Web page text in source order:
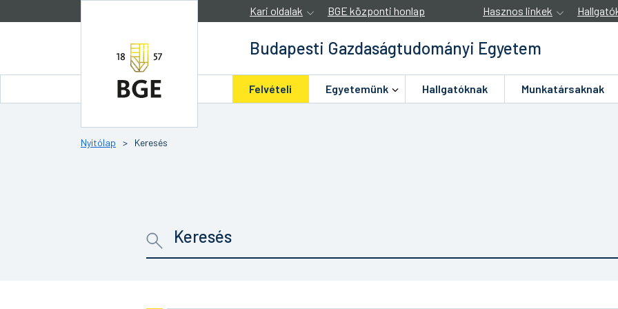
Kari oldalak BGE központi honlap Hasznos linkek
Budapesti Gazdaságtudományi Egyetem
Felvételi Egyetemünk Hallgatóknak Munkatársaknak
Nyitólap > Keresés